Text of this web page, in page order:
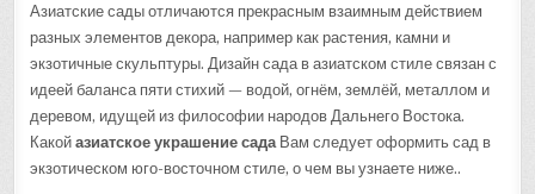
Азиатские сады отличаются прекрасным взаимным действием
разных элементов декора, например как растения, камни и
экзотичные скульптуры. Дизайн сада в азиатском стиле связан с
идеей баланса пяти стихий — водой, огнём, землёй, металлом и
деревом, идущей из философии народов Дальнего Востока.
Какойазиатское украшение сада Вам следует оформить сад в
экзотическом юго-восточном стиле, о чем вы узнаете ниже..